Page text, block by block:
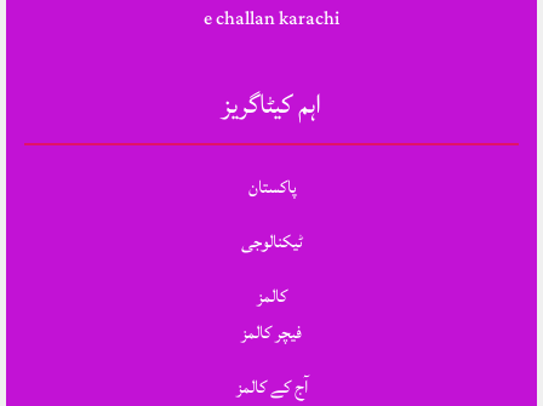
e challan karachi
اہم کیٹاگریز
پاکستان
ٹیکنالوجی
کالمز
فیچر کالمز
آج کے کالمز